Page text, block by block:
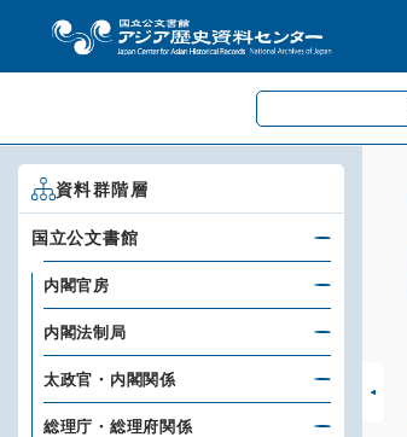
資料群階層
国立公文書館
内閣官房
内閣法制局
太政官・内閣関係
総理庁・総理府関係